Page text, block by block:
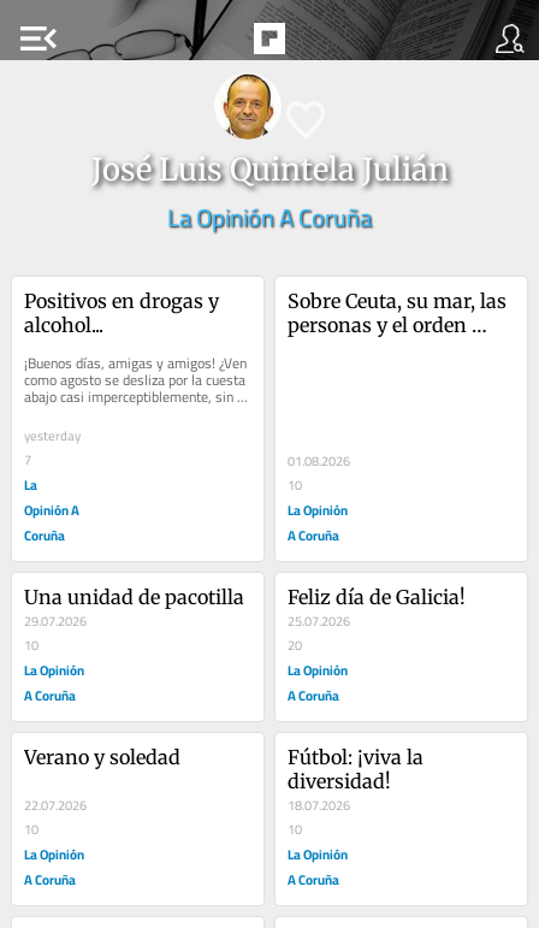
menu_open
José Luis Quintela Julián
La Opinión A Coruña
Positivos en drogas y
alcohol...
¡Buenos días, amigas y amigos! ¿Ven
como agosto se desliza por la cuesta
abajo casi imperceptiblemente, sin
prisa pero sin pausa? Y es que
tempus...
yesterday
7
La
Opinión A
Coruña
Sobre Ceuta, su mar, las
personas y el orden
01.08.2026
10
La Opinión
A Coruña
Una unidad de pacotilla
29.07.2026
10
La Opinión
A Coruña
Feliz día de Galicia!
25.07.2026
20
La Opinión
A Coruña
Verano y soledad
22.07.2026
10
La Opinión
A Coruña
Fútbol: ¡viva la
diversidad!
18.07.2026
10
La Opinión
A Coruña